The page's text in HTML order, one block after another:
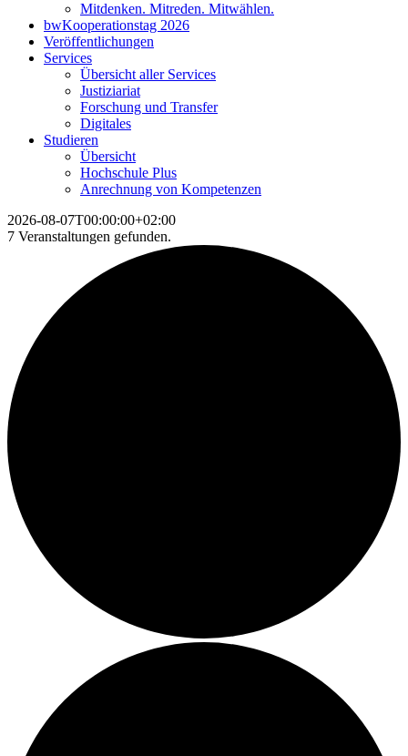
Mitdenken. Mitreden. Mitwählen.
bwKooperationstag 2026
Veröffentlichungen
Services
Übersicht aller Services
Justiziariat
Forschung und Transfer
Digitales
Studieren
Übersicht
Hochschule Plus
Anrechnung von Kompetenzen
2026-08-07T00:00:00+02:00
7 Veranstaltungen gefunden.